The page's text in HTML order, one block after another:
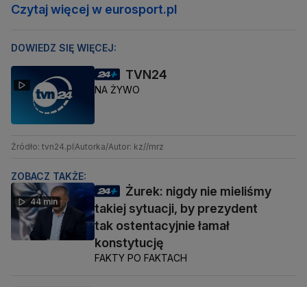
Czytaj więcej w eurosport.pl
DOWIEDZ SIĘ WIĘCEJ:
TVN24
NA ŻYWO
Źródło: tvn24.pl Autorka/Autor: kz//mrz
ZOBACZ TAKŻE:
44 min
Żurek: nigdy nie mieliśmy
takiej sytuacji, by prezydent
tak ostentacyjnie łamał
konstytucję
FAKTY PO FAKTACH